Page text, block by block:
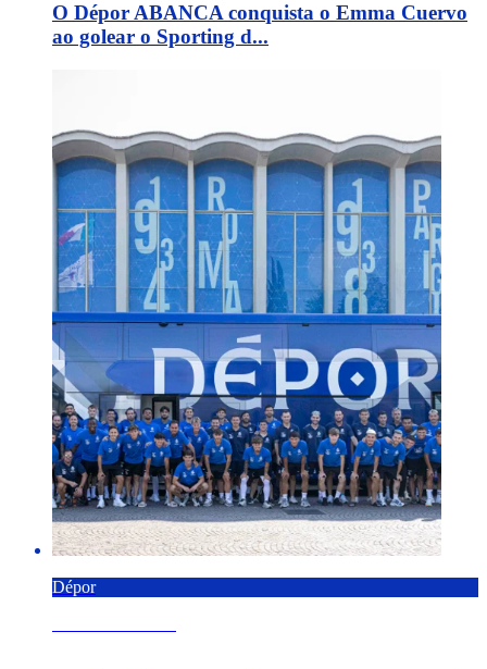
O Dépor ABANCA conquista o Emma Cuervo
ao golear o Sporting d...
Dépor